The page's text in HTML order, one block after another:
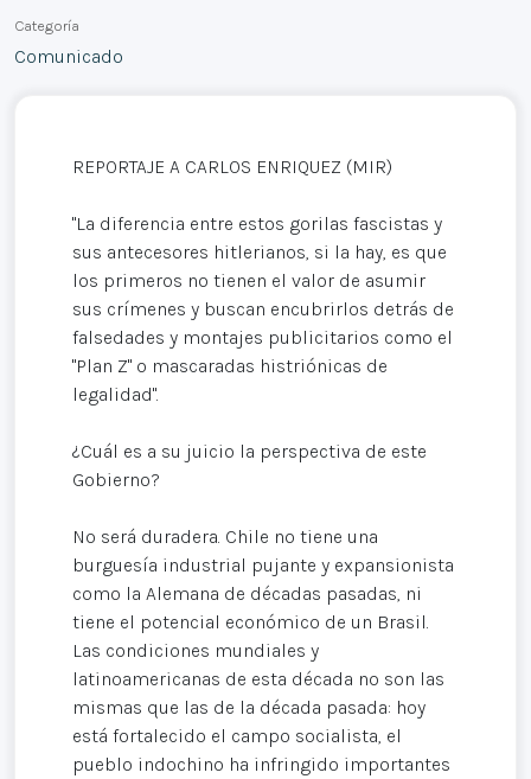
Categoría
Comunicado
REPORTAJE A CARLOS ENRIQUEZ (MIR)
"La diferencia entre estos gorilas fascistas y
sus antecesores hitlerianos, si la hay, es que
los primeros no tienen el valor de asumir
sus crímenes y buscan encubrirlos detrás de
falsedades y montajes publicitarios como el
"Plan Z" o mascaradas histriónicas de
legalidad".
¿Cuál es a su juicio la perspectiva de este
Gobierno?
No será duradera. Chile no tiene una
burguesía industrial pujante y expansionista
como la Alemana de décadas pasadas, ni
tiene el potencial económico de un Brasil.
Las condiciones mundiales y
latinoamericanas de esta década no son las
mismas que las de la década pasada: hoy
está fortalecido el campo socialista, el
pueblo indochino ha infringido importantes